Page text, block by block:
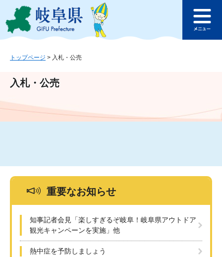
ジ
ュ
文
このページの本文へ
ュ
トップページ > 入札・公売
入札・公売
重要なお知らせ
知事記者会見「楽しすぎるぞ岐阜！岐阜県アウトドア
観光キャンペーンを実施」他
熱中症を予防しましょう